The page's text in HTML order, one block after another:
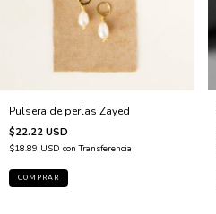
Pulsera de perlas Zayed
$22.22 USD
$18.89 USD con Transferencia